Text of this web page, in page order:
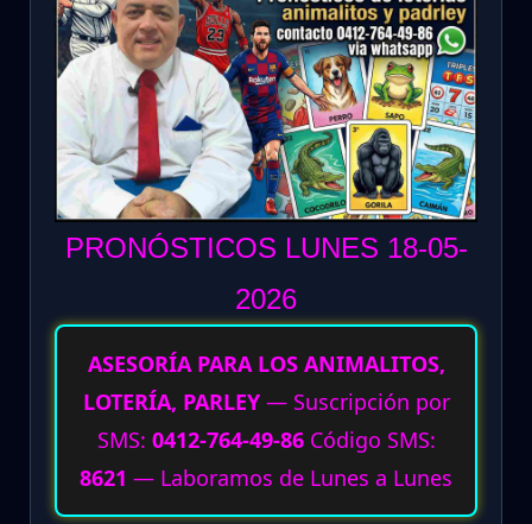
PRONÓSTICOS LUNES 18-05-
2026
ASESORÍA PARA LOS ANIMALITOS,
LOTERÍA, PARLEY— Suscripción por
SMS: 0412-764-49-86 Código SMS:
8621 — Laboramos de Lunes a Lunes